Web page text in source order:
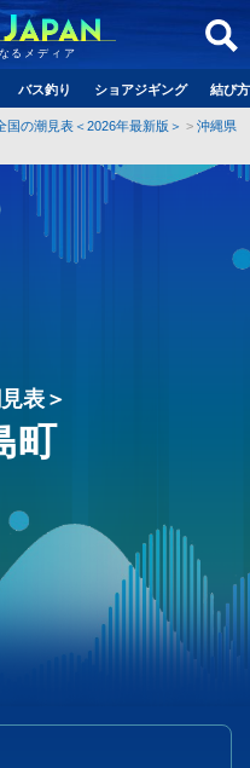
るメディア
バス釣り ショアジギング 結び
国の潮見表＜2026年最新版＞
沖縄県
表＞
町